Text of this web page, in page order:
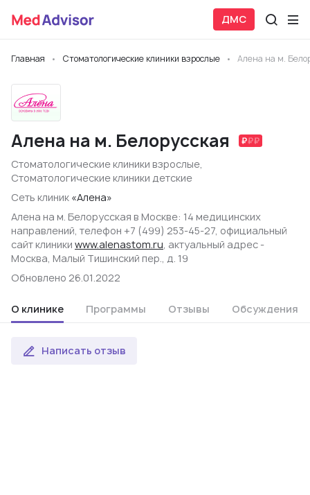
ДМС
Главная Стоматологические клиники взрослые Алена на м.
Алена на м. Белорусская
Стоматологические клиники взрослые,
Стоматологические клиники детские
Сеть клиник «Алена»
Алена на м. Белорусская в Москве: 14 медицинских
направлений, телефон +7 (499) 253-45-27, официальный
сайт клиники www.alenastom.ru, актуальный адрес -
Москва, Малый Тишинский пер., д. 19
Обновлено 26.01.2022
О клинике Программы Отзывы Обсуждения
Написать отзыв